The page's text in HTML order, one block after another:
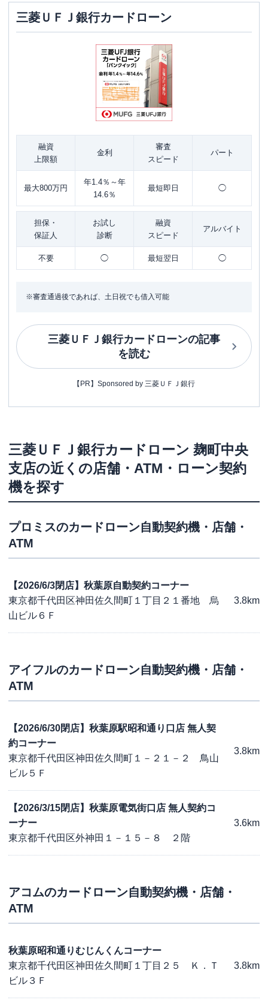
三菱ＵＦＪ銀行カードローン
融資
上限額
金利
審査
スピード
パート
最大800万円
年1.4％～年
14.6％
最短即日 ◯
担保・
保証人
お試し
診断
融資
スピード
アルバイト
不要 ◯ 最短翌日 ◯
※審査通過後であれば、土日祝でも借入可能
三菱ＵＦＪ銀行カードローンの記事
を読む
【PR】Sponsored by 三菱ＵＦＪ銀行
三菱ＵＦＪ銀行カードローン 麹町中央
支店の近くの店舗・ATM・ローン契約
機を探す
プロミスのカードローン自動契約機・店舗・
ATM
【2026/6/3閉店】秋葉原自動契約コーナー
東京都千代田区神田佐久間町１丁目２１番地 烏
山ビル６Ｆ
3.8km
アイフルのカードローン自動契約機・店舗・
ATM
【2026/6/30閉店】秋葉原駅昭和通り口店 無人契
約コーナー
東京都千代田区神田佐久間町１－２１－２ 鳥山
ビル５Ｆ
3.8km
【2026/3/15閉店】秋葉原電気街口店 無人契約コ
ーナー
東京都千代田区外神田１－１５－８ ２階
3.6km
アコムのカードローン自動契約機・店舗・
ATM
秋葉原昭和通りむじんくんコーナー
東京都千代田区神田佐久間町１丁目２５ Ｋ．Ｔ
ビル３Ｆ
3.8km